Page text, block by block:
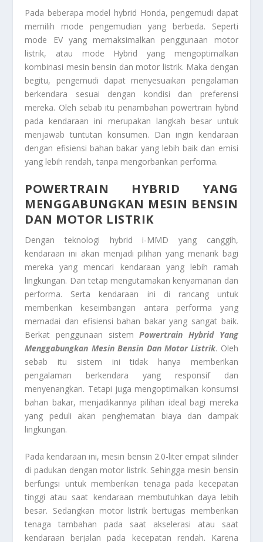
Pada beberapa model hybrid Honda, pengemudi dapat
memilih mode pengemudian yang berbeda. Seperti
mode EV yang memaksimalkan penggunaan motor
listrik, atau mode Hybrid yang mengoptimalkan
kombinasi mesin bensin dan motor listrik. Maka dengan
begitu, pengemudi dapat menyesuaikan pengalaman
berkendara sesuai dengan kondisi dan preferensi
mereka. Oleh sebab itu penambahan powertrain hybrid
pada kendaraan ini merupakan langkah besar untuk
menjawab tuntutan konsumen. Dan ingin kendaraan
dengan efisiensi bahan bakar yang lebih baik dan emisi
yang lebih rendah, tanpa mengorbankan performa.
POWERTRAIN HYBRID YANG
MENGGABUNGKAN MESIN BENSIN
DAN MOTOR LISTRIK
Dengan teknologi hybrid i-MMD yang canggih,
kendaraan ini akan menjadi pilihan yang menarik bagi
mereka yang mencari kendaraan yang lebih ramah
lingkungan. Dan tetap mengutamakan kenyamanan dan
performa. Serta kendaraan ini di rancang untuk
memberikan keseimbangan antara performa yang
memadai dan efisiensi bahan bakar yang sangat baik.
Berkat penggunaan sistemPowertrain Hybrid Yang
Menggabungkan Mesin Bensin Dan Motor Listrik. Oleh
sebab itu sistem ini tidak hanya memberikan
pengalaman berkendara yang responsif dan
menyenangkan. Tetapi juga mengoptimalkan konsumsi
bahan bakar, menjadikannya pilihan ideal bagi mereka
yang peduli akan penghematan biaya dan dampak
lingkungan.
Pada kendaraan ini, mesin bensin 2.0-liter empat silinder
di padukan dengan motor listrik. Sehingga mesin bensin
berfungsi untuk memberikan tenaga pada kecepatan
tinggi atau saat kendaraan membutuhkan daya lebih
besar. Sedangkan motor listrik bertugas memberikan
tenaga tambahan pada saat akselerasi atau saat
kendaraan berjalan pada kecepatan rendah. Karena